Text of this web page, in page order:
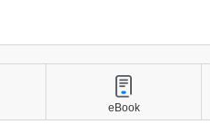
eBook